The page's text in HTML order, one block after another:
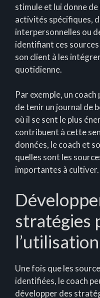
stimule et lui donne de
activités spécifiques,
interpersonnelles ou
identifiant ces sources
son client à les
quotidienne.
Par exemple, un
de tenir un journal de
où il se sent le plus
contribuent à cette
données, le coach et
quelles sont les
importantes à cultiver.
stratégies
Une fois que les
identifiées, le coach
développer des